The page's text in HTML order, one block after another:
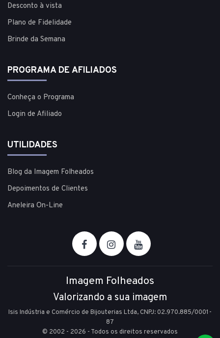
Desconto à vista
Plano de Fidelidade
Brinde da Semana
PROGRAMA DE AFILIADOS
Conheça o Programa
Login de Afiliado
UTILIDADES
Blog da Imagem Folheados
Depoimentos de Clientes
Aneleira On-Line
Imagem Folheados
Valorizando a sua imagem
Isis Indústria e Comércio de Bijouterias Ltda, CNPJ: 02.970.885/0001-
87
© 2002 - 2026 - Todos os direitos reservados